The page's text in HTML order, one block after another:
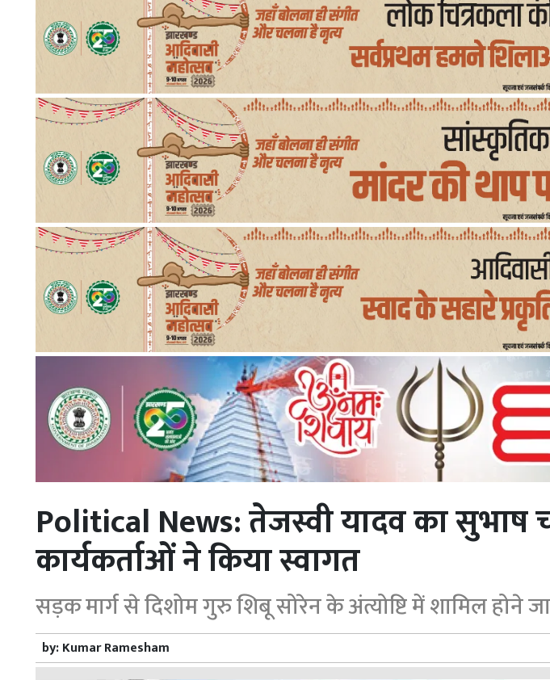
Political News: तेजस्वी यादव का सुभाष
कार्यकर्ताओं ने किया स्वागत
सड़क मार्ग से दिशोम गुरु शिबू सोरेन के अंत्योष्टि में शामिल होने
by:Kumar Ramesham